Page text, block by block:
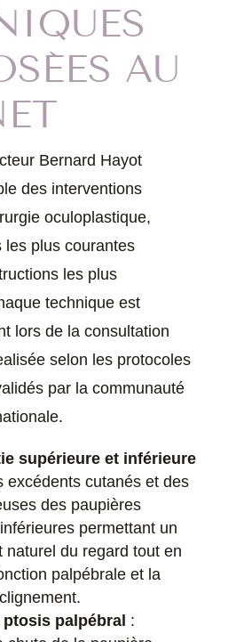
AU
Bernard Hayot
des interventions
oculoplastique,
les plus courantes
les plus
technique est
lors de la consultation
selon les protocoles
par la communauté
supérieure et inférieure
excédents cutanés et des
des paupières
permettant un
naturel du regard tout en
palpébrale et la
palpébral :